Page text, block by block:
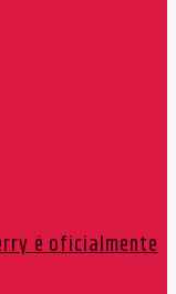
é oficialmente